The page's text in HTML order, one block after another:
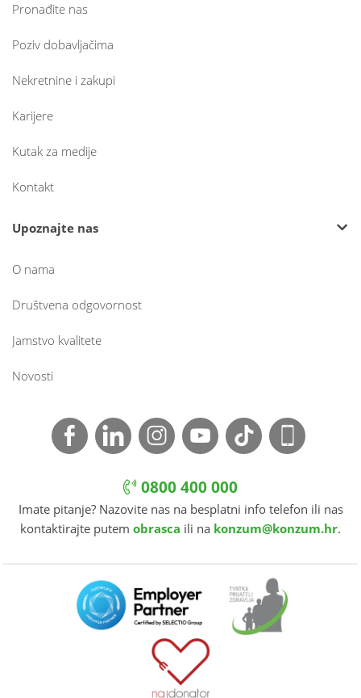
Pronađite nas
Poziv dobavljačima
Nekretnine i zakupi
Karijere
Kutak za medije
Kontakt
Upoznajte nas
O nama
Društvena odgovornost
Jamstvo kvalitete
Novosti
0800 400 000
Imate pitanje? Nazovite nas na besplatni info telefon ili nas
kontaktirajte putem obrasca ili na konzum@konzum.hr.